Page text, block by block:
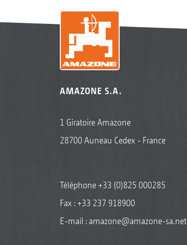
AMAZONE S.A.
1 Giratoire Amazone
28700 Auneau Cedex - France
Téléphone+33 (0)825 000285
Fax : +33 237 918900
E-mail : amazone@amazone-sa.net